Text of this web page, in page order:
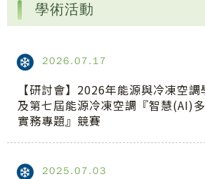
學術活動
2026.07.17
【研討會】2026年能源與冷凍空
及第七屆能源冷凍空調『智慧(AI)
實務專題』競賽
2025.07.03